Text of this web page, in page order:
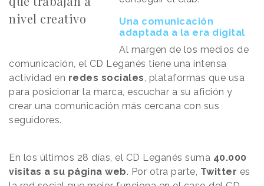
nivel creativo
Una comunicación
adaptada a la era digital
Al margen de los medios de
comunicación, el CD Leganés tiene una intensa
actividad en redes sociales , plataformas que usa
para posicionar la marca, escuchar a su afición y
crear una comunicación más cercana con sus
seguidores.
En los últimos 28 días, el CD Leganés suma 40.000
visitas a su página web. Por otra parte, Twitter es